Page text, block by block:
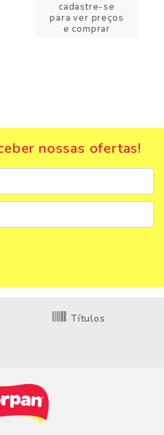
cadastre-se
para ver preços
e comprar
nossas ofertas!
Títulos